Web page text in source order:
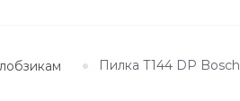
Пилка Т144 DP Bosch